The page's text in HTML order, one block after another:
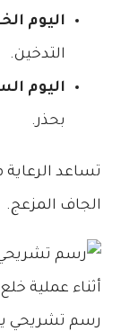
اليوم
التدخين.
اليوم
بحذر.
تساعد
الجاف المزعج.
رسم تشريحي